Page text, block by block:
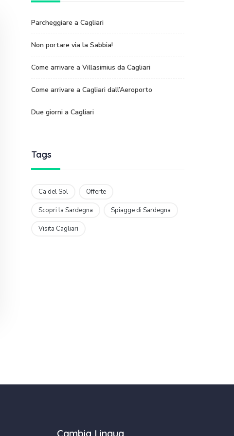
Parcheggiare a Cagliari
Non portare via la Sabbia!
Come arrivare a Villasimius da Cagliari
Come arrivare a Cagliari dall’Aeroporto
Due giorni a Cagliari
Tags
Ca del Sol Offerte
Scopri la Sardegna Spiagge di Sardegna
Visita Cagliari
Cambia Lingua